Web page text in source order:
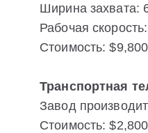
Ширина захвата:
Рабочая
Стоимость: $9,800
Транспортная
Завод
Стоимость: $2,800